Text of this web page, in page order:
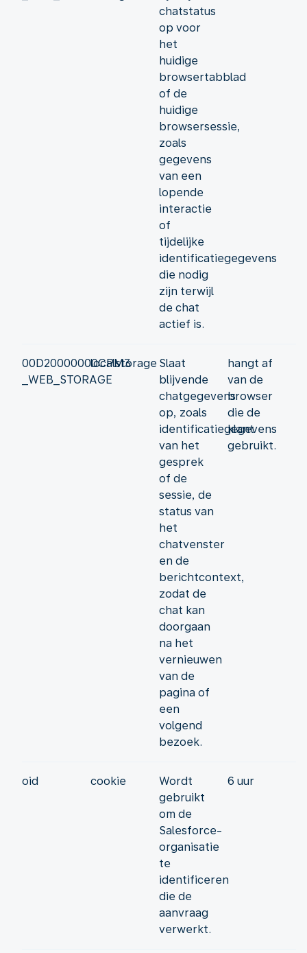
chatstatus
op voor
het
huidige
browsertabblad
of de
huidige
browsersessie,
zoals
gegevens
van een
lopende
interactie
of
tijdelijke
identificatiegegevens
die nodig
zijn terwijl
de chat
actief is.
00D20000000CPM3
_WEB_STORAGE
localstorage Slaat
blijvende
chatgegevens
op, zoals
identificatiegegevens
van het
gesprek
of de
sessie, de
status van
het
chatvenster
en de
berichtcontext,
zodat de
chat kan
doorgaan
na het
vernieuwen
van de
pagina of
een
volgend
bezoek.
hangt af
van de
browser
die de
klant
gebruikt.
oid cookie
Wordt
gebruikt
om de
Salesforce-
organisatie
te
identificeren
die de
aanvraag
verwerkt.
6 uur